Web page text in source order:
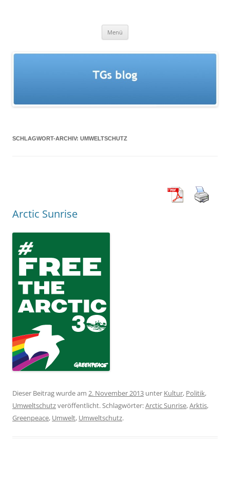
Menü
SCHLAGWORT-ARCHIV: UMWELTSCHUTZ
Arctic Sunrise
Dieser Beitrag wurde am 2. November 2013 unter Kultur, Politik,
Umweltschutzveröffentlicht. Schlagwörter:Arctic Sunrise,Arktis,
Greenpeace, Umwelt, Umweltschutz.